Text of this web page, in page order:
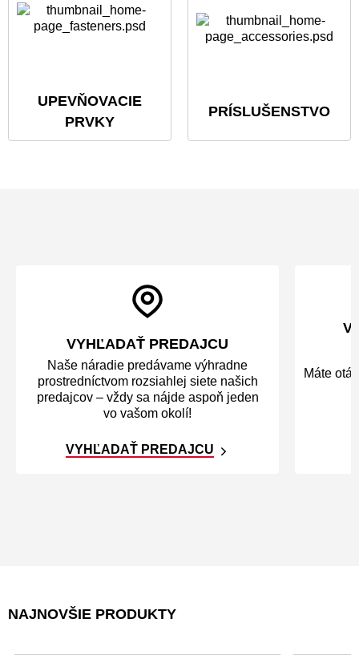
UPEVŇOVACIE
PRVKY
PRÍSLUŠENSTVO
VYHĽADAŤ PREDAJCU
Naše náradie predávame výhradne
prostredníctvom rozsiahlej siete našich
predajcov – vždy sa nájde aspoň jeden
vo vašom okolí!
VYHĽADAŤ PREDAJCU
Máte
NAJNOVŠIE PRODUKTY